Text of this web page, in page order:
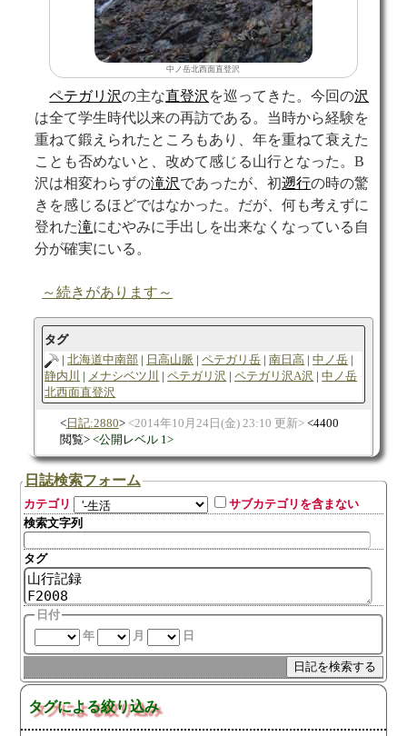
中ノ岳北西面直登沢
ペテガリ沢の主な直登沢 を巡ってきた。今回の沢
は全て学生時代以来の再訪である。当時から経験を
重ねて鍛えられたところもあり、年を重ねて衰えた
ことも否めないと、改めて感じる山行となった。B
沢は相変わらずの滝沢であったが、初遡行の時の驚
きを感じるほどではなかった。だが、何も考えずに
登れた滝にむやみに手出しを出来なくなっている自
分が確実にいる。
～続きがあります～
タグ
北海道中南部
日高山脈 ペテガリ岳 南日高
中ノ岳
静内川
メナシベツ川 ペテガリ沢 ペテガリ沢A沢
中ノ岳
北西面直登沢
日記:2880 2014年10月24日(金) 23:10 更新
4400
閲覧
公開レベル 1
日誌検索フォーム
カテゴリ
サブカテゴリを含まない
検索文字列
タグ
日付
年
月 日
タグによる絞り込み